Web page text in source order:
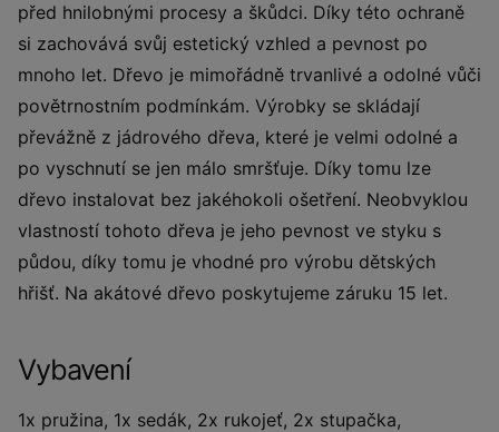
před hnilobnými procesy a škůdci. Díky této ochraně
si zachovává svůj estetický vzhled a pevnost po
mnoho let. Dřevo je mimořádně trvanlivé a odolné vůči
povětrnostním podmínkám. Výrobky se skládají
převážně z jádrového dřeva, které je velmi odolné a
po vyschnutí se jen málo smršťuje. Díky tomu lze
dřevo instalovat bez jakéhokoli ošetření. Neobvyklou
vlastností tohoto dřeva je jeho pevnost ve styku s
půdou, díky tomu je vhodné pro výrobu dětských
hřišť. Na akátové dřevo poskytujeme záruku 15 let.
Vybavení
1x pružina, 1x sedák, 2x rukojeť, 2x stupačka,